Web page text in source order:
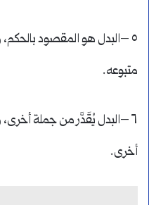
٥ –البدل هو المقصود
متبوعه.
٦ –البدل يُقَدَّر من جملة
أخرى.